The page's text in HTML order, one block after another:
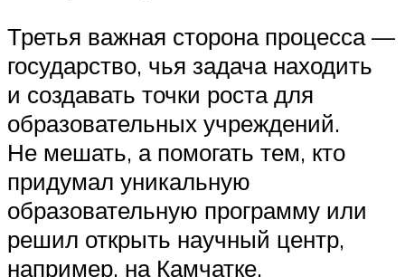
Третья важная сторона процесса —
государство, чья задача находить
и создавать точки роста для
образовательных учреждений.
Не мешать, а помогать тем, кто
придумал уникальную
образовательную программу или
решил открыть научный центр,
например, на Камчатке.